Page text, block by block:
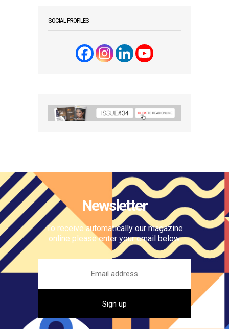
SOCIAL PROFILES
Newsletter
To receive automatically our magazine
online please enter your email below.